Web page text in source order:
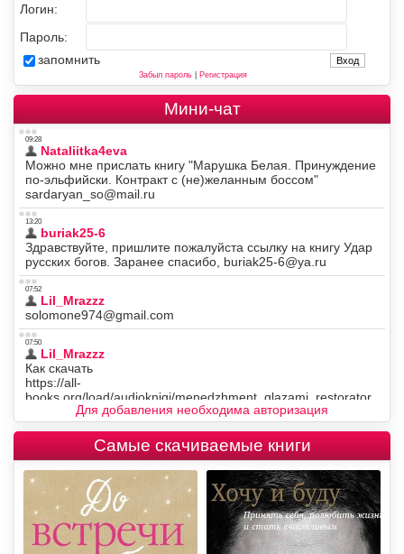
Логин:
Пароль:
запомнить
Забыл пароль| Регистрация
Мини-чат
Для добавления необходима авторизация
Самые скачиваемые книги